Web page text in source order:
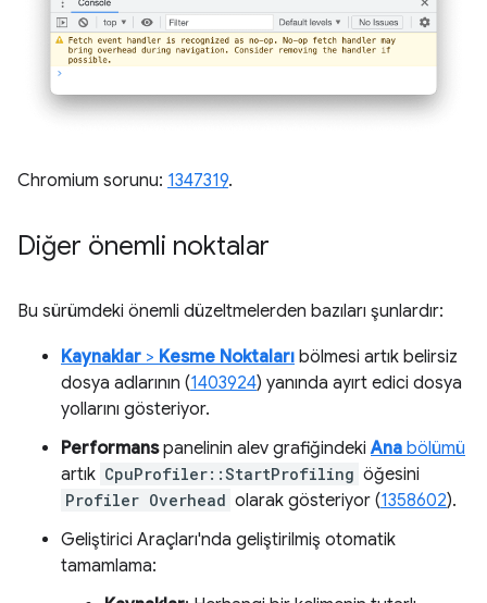
Chromium sorunu: 1347319.
Diğer önemli noktalar
Bu sürümdeki önemli düzeltmelerden bazıları şunlardır:
Kaynaklar > Kesme Noktaları bölmesi artık belirsiz
dosya adlarının (1403924) yanında ayırt edici dosya
yollarını gösteriyor.
Performanspanelinin alev grafiğindekiAna bölümü
artık CpuProfiler::StartProfiling öğesini
Profiler Overhead olarak gösteriyor (1358602).
Geliştirici Araçları'nda geliştirilmiş otomatik
tamamlama: